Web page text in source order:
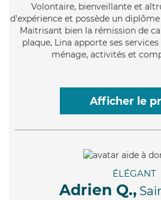
Volontaire, bienveillante et
d'expérience et possède un
Maitrisant bien la rémission de
plaque, Lina apporte ses
ménage, activités et
Afficher le
ÉLÉGANT
Adrien Q.,